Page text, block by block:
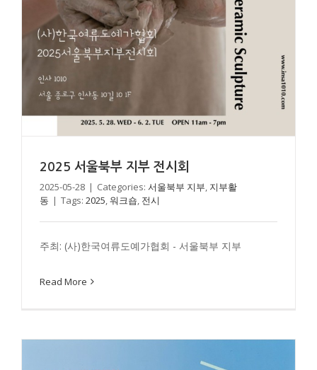
2025 서울북부 지부 전시회
2025-05-28 | Categories: 서울북부 지부 지부활
동 | Tags: 2025 워크숍 전시
주최: (사)한국여류도예가협회 - 서울북부 지부
Read More
서울북부 지부 지부활동